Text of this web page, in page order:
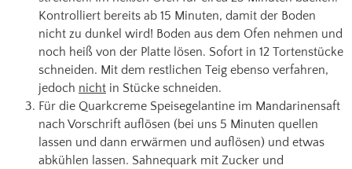
Kontrolliert bereits ab 15 Minuten, damit der Boden
nicht zu dunkel wird! Boden aus dem Ofen nehmen und
noch heiß von der Platte lösen. Sofort in 12 Tortenstücke
schneiden. Mit dem restlichen Teig ebenso verfahren,
jedoch nichtin Stücke schneiden.
Für die Quarkcreme Speisegelantine im Mandarinensaft
nach Vorschrift auflösen (bei uns 5 Minuten quellen
lassen und dann erwärmen und auflösen) und etwas
abkühlen lassen. Sahnequark mit Zucker und